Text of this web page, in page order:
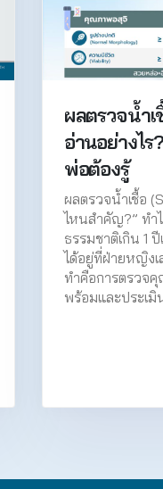
ผลตรวจน้ำเ
อ่านอย่างไ
พ่อต้องรู้
ผลตรวจน้ำเชื้อ
ไหนสำคัญ?” ทำ
ธรรมชาติเกิน 1
ได้อยู่ที่ฝ่ายหญิง
ทำคือการตรวจคุ
พร้อมและประเ